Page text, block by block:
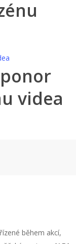
videa
během akcí,